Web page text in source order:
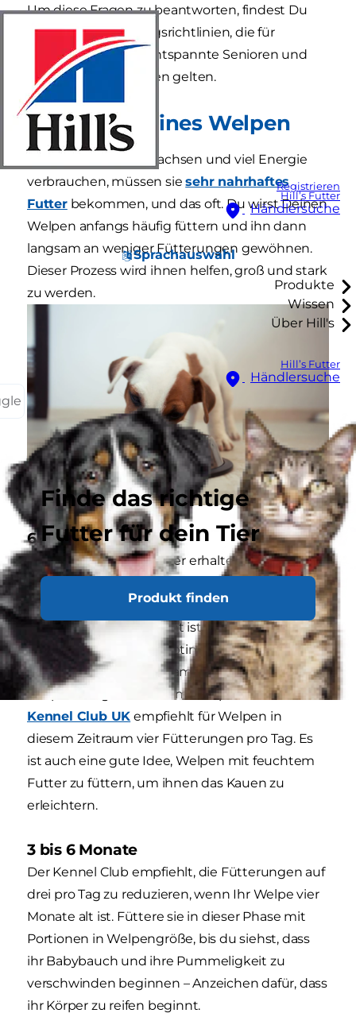
Registrieren
Hill’s Futter
Händlersuche
Sprachauswahl
Produkte
Wissen
Über Hill's
Hill’s Futter
Händlersuche
Finde das richtige
Futter für dein Tier
Produkt finden
Um diese Fragen zu beantworten, findest Du
hier einige Fütterungsrichtlinien, die für
verspielte Welpen, entspannte Senioren und
jedes Alter dazwischen gelten.
Ernährung eines Welpen
Da Welpen schnell wachsen und viel Energie
verbrauchen, müssen siesehr nahrhaftes
Futterbekommen, und das oft. Du wirst Deinen
Welpen anfangs häufig füttern und ihn dann
langsam an weniger Fütterungen gewöhnen.
Dieser Prozess wird ihnen helfen, groß und stark
zu werden.
6 bis 12 Wochen
Welpen sollten ein Futter erhalten, das auf die
Entwicklung der Knochen, den Muskelaufbau
und den Energiebedarf eines Welpen, der sich
viel bewegt, abgestimmt ist. Ein hochwertiges
Welpenfutter enthält optimale Mengen an
Proteinen, DHA und Vitaminen, damit Dein
Welpe in angemessenem Tempo wächst.Der
Kennel Club UK empfiehlt für Welpen in
diesem Zeitraum vier Fütterungen pro Tag. Es
ist auch eine gute Idee, Welpen mit feuchtem
Futter zu füttern, um ihnen das Kauen zu
erleichtern.
3 bis 6 Monate
Der Kennel Club empfiehlt, die Fütterungen auf
drei pro Tag zu reduzieren, wenn Ihr Welpe vier
Monate alt ist. Füttere sie in dieser Phase mit
Portionen in Welpengröße, bis du siehst, dass
ihr Babybauch und ihre Pummeligkeit zu
verschwinden beginnen – Anzeichen dafür, dass
ihr Körper zu reifen beginnt.